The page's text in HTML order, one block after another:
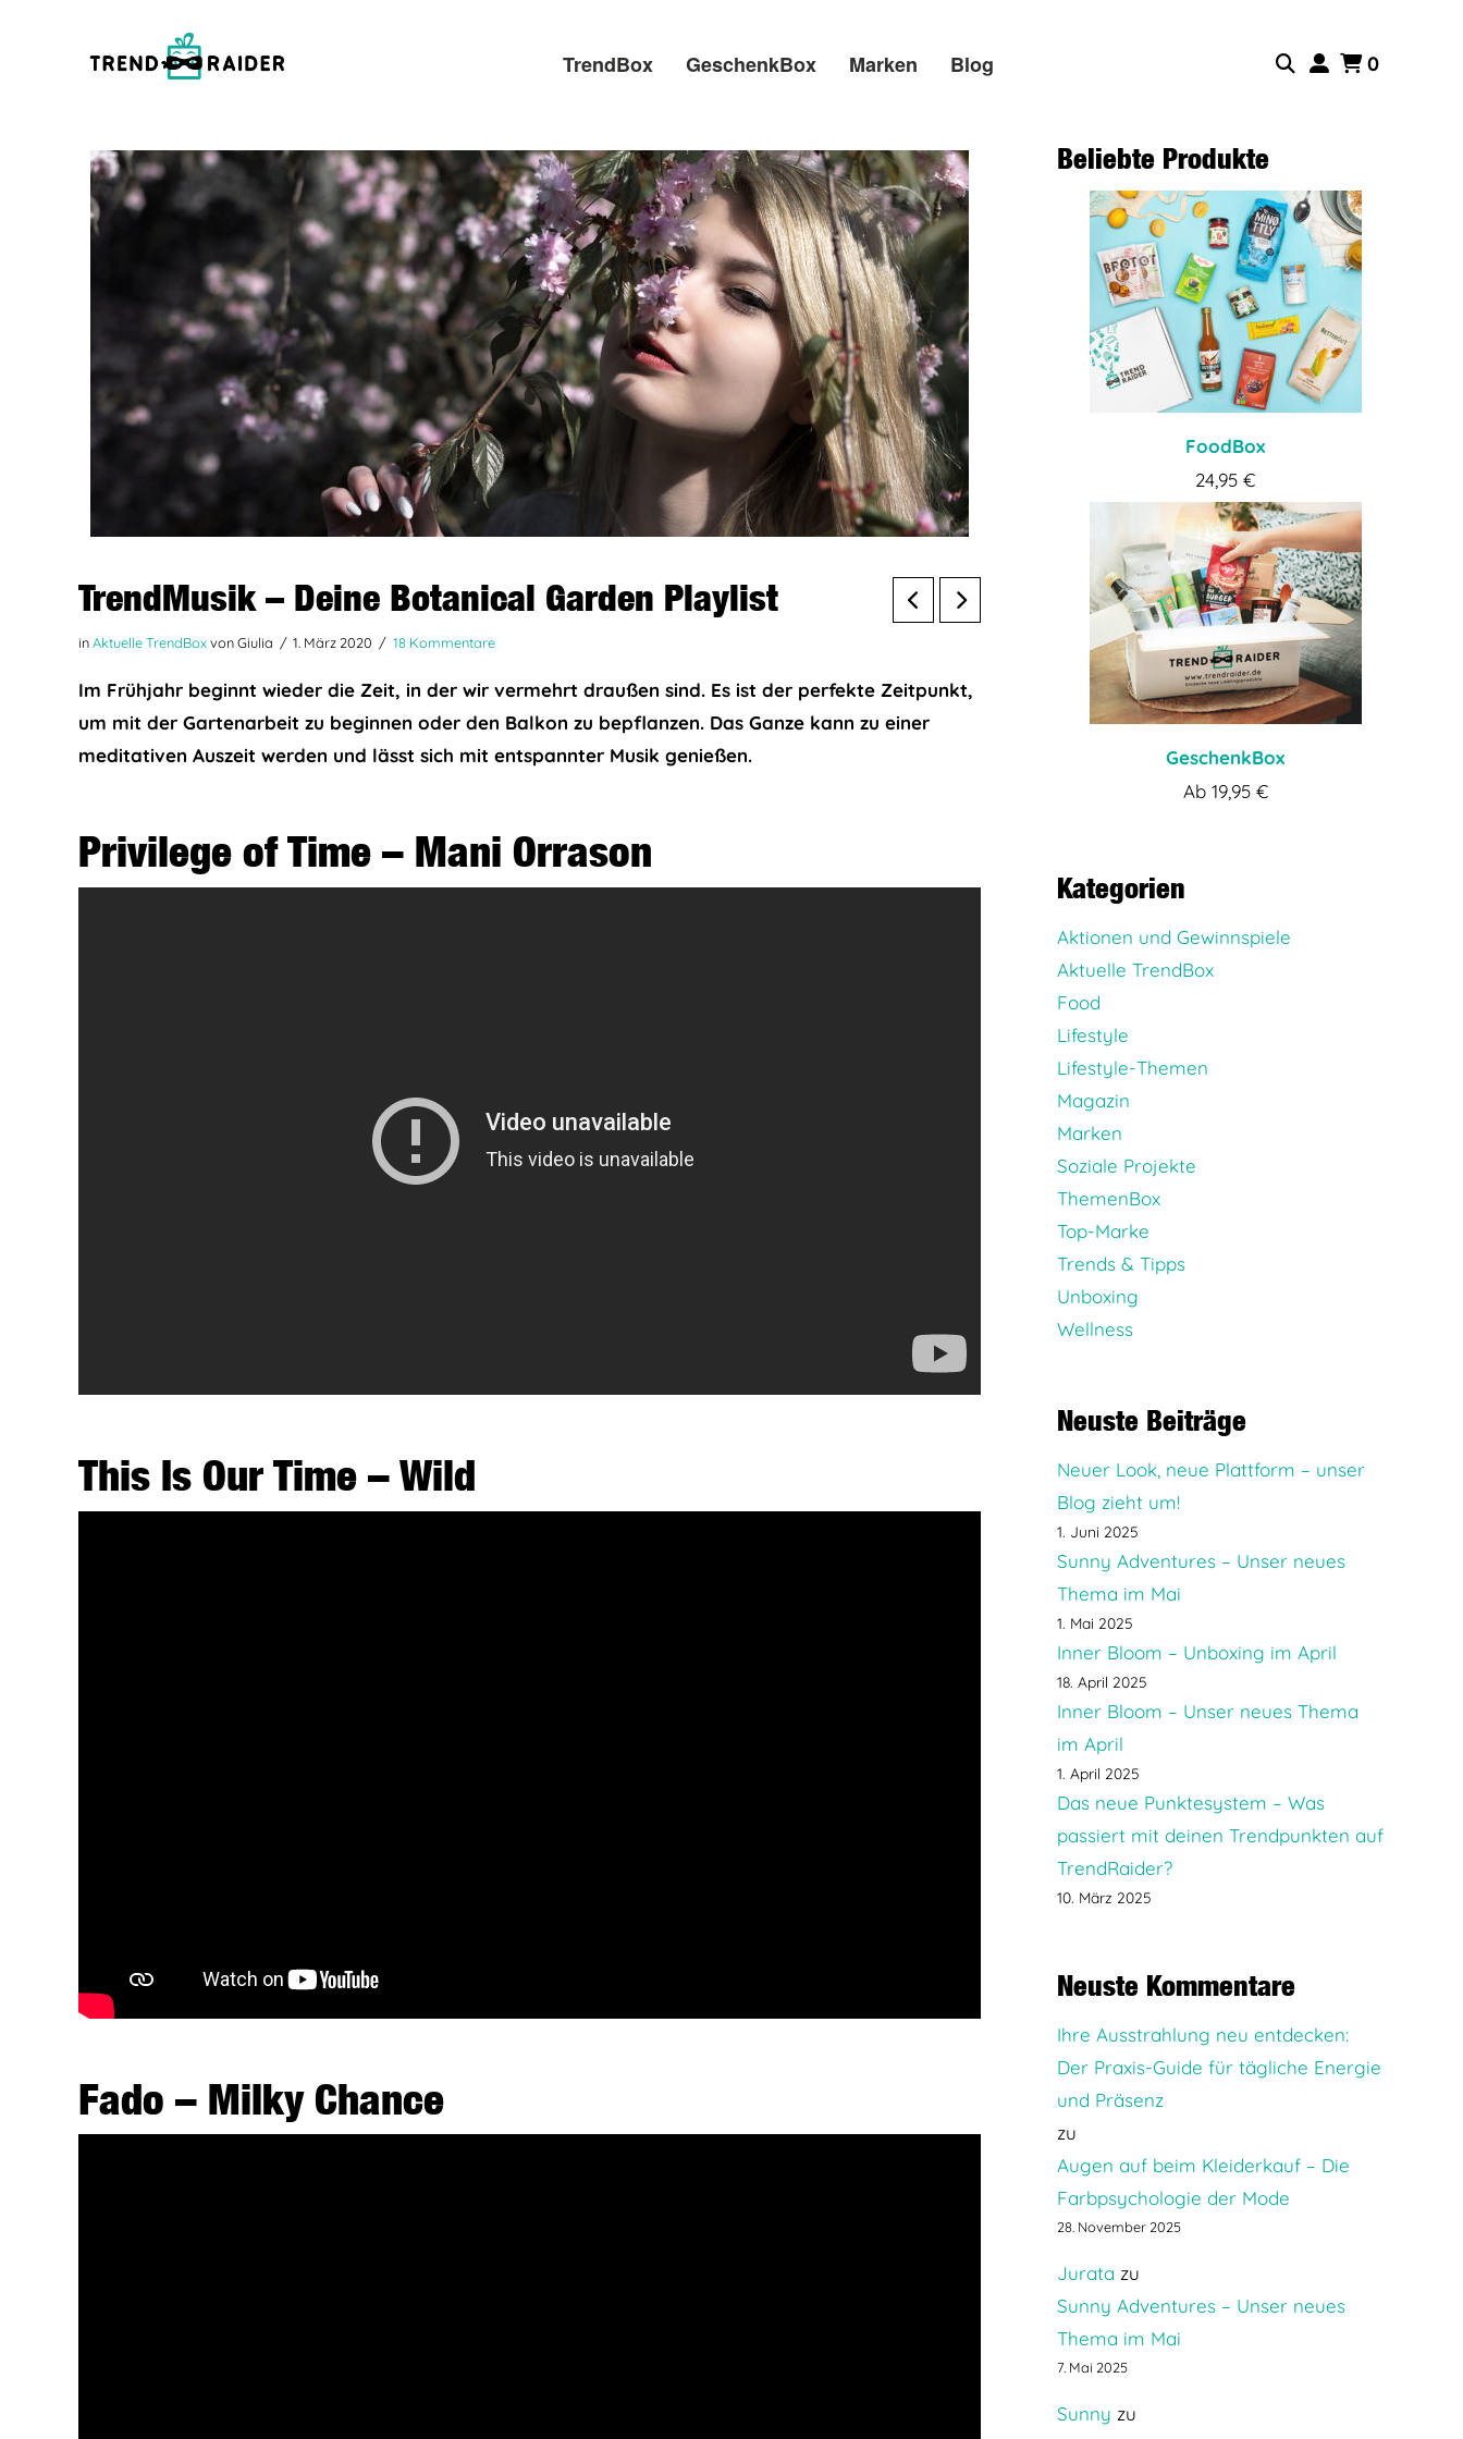
TrendBox GeschenkBox Marken Blog 0
TrendMusik – Deine Botanical Garden Playlist
inAktuelle TrendBoxvon Giulia 1. März 2020 18 Kommentare
Im Frühjahr beginnt wieder die Zeit, in der wir vermehrt draußen sind. Es ist der perfekte Zeitpunkt,
um mit der Gartenarbeit zu beginnen oder den Balkon zu bepflanzen. Das Ganze kann zu einer
meditativen Auszeit werden und lässt sich mit entspannter Musik genießen.
Privilege of Time – Mani Orrason
This Is Our Time – Wild
Fado – Milky Chance
Beliebte Produkte
FoodBox
24,95 €
GeschenkBox
Ab 19,95 €
Kategorien
Aktionen und Gewinnspiele
Aktuelle TrendBox
Food
Lifestyle
Lifestyle-Themen
Magazin
Marken
Soziale Projekte
ThemenBox
Top-Marke
Trends & Tipps
Unboxing
Wellness
Neuste Beiträge
Neuer Look, neue Plattform – unser
Blog zieht um!
1. Juni 2025
Sunny Adventures – Unser neues
Thema im Mai
1. Mai 2025
Inner Bloom – Unboxing im April
18. April 2025
Inner Bloom – Unser neues Thema
im April
1. April 2025
Das neue Punktesystem – Was
passiert mit deinen Trendpunkten auf
TrendRaider?
10. März 2025
Neuste Kommentare
Ihre Ausstrahlung neu entdecken:
Der Praxis-Guide für tägliche Energie
und Präsenz
zu
Augen auf beim Kleiderkauf – Die
Farbpsychologie der Mode
28. November 2025
Jurata zu
Sunny Adventures – Unser neues
Thema im Mai
7. Mai 2025
Sunny zu